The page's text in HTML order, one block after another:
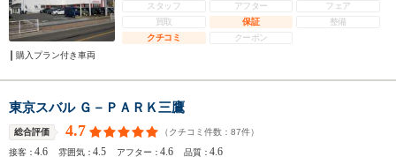
スタッフ
アフター
フェア
買取
保証
整備
クチコミ
クーポン
購入プラン付き車両
東京スバル Ｇ－ＰＡＲＫ三鷹
総合評価 4.7 （クチコミ件数： 87件）
接客：4.6 雰囲気：4.5 アフター：4.6 品質：4.6